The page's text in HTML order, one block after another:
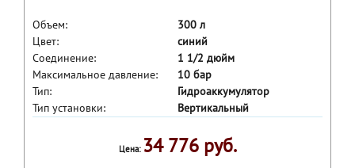
Объем:
300 л
Цвет:
синий
Соединение:
1 1/2 дюйм
Максимальное давление:
10 бар
Тип:
Гидроаккумулятор
Тип установки:
Вертикальный
Цена: 34 776 руб.